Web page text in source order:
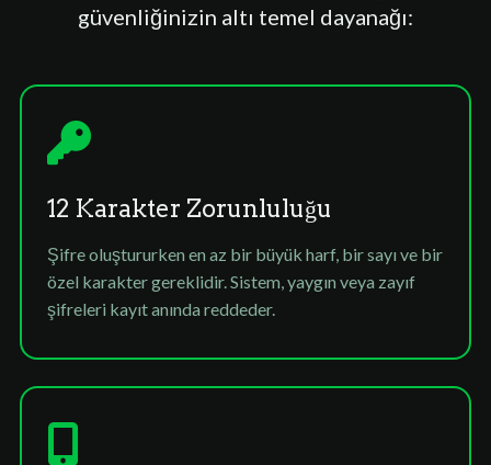
güvenliğinizin altı temel dayanağı:
12 Karakter Zorunluluğu
Şifre oluştururken en az bir büyük harf, bir sayı ve bir
özel karakter gereklidir. Sistem, yaygın veya zayıf
şifreleri kayıt anında reddeder.